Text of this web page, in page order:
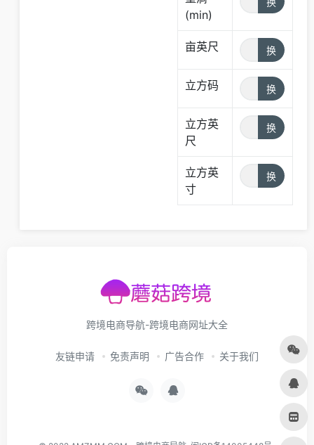
(min)
亩英尺
立方码
立方英
尺
立方英
寸
跨境电商导航-跨境电商网址大全
友链申请 免责声明 广告合作 关于我们